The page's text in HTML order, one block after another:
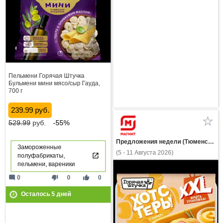
Пельмени Горячая Штучка
Бульмени мини мясо/сыр Гауда,
700 г
239.99 руб.
529.99руб. -55%
Замороженные
полуфабрикаты,
пельмени, вареники
thumb_down 0 thumb_up 0
mode_comment 0
Осталось 5дней
Предложения недели (Тюменская область)
(5 - 11 Августа 2026)